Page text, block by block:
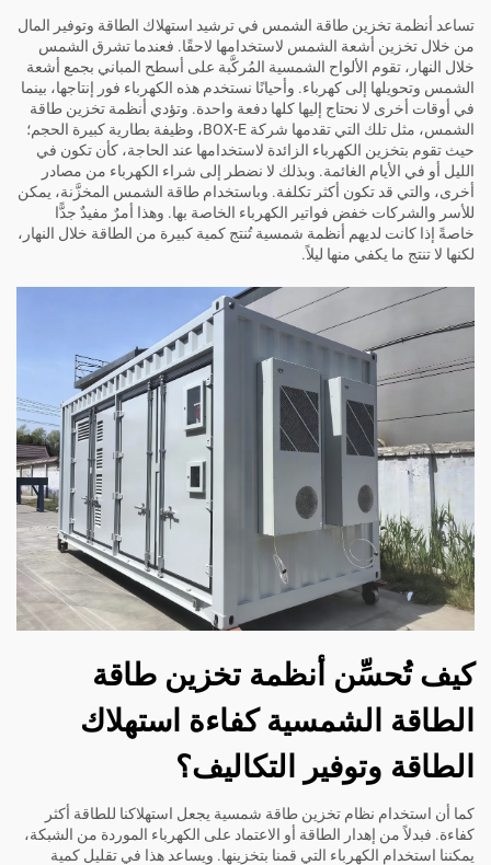
تساعد أنظمة تخزين طاقة الشمس في ترشيد استهلاك الطاقة وتوفير المال
من خلال تخزين أشعة الشمس لاستخدامها لاحقًا. فعندما تشرق الشمس
خلال النهار، تقوم الألواح الشمسية المُركَّبة على أسطح المباني بجمع أشعة
الشمس وتحويلها إلى كهرباء. وأحيانًا نستخدم هذه الكهرباء فور إنتاجها، بينما
في أوقات أخرى لا نحتاج إليها كلها دفعة واحدة. وتؤدي أنظمة تخزين طاقة
الشمس، مثل تلك التي تقدمها شركة BOX-E، وظيفة بطارية كبيرة الحجم؛
حيث تقوم بتخزين الكهرباء الزائدة لاستخدامها عند الحاجة، كأن تكون في
الليل أو في الأيام الغائمة. وبذلك لا نضطر إلى شراء الكهرباء من مصادر
أخرى، والتي قد تكون أكثر تكلفة. وباستخدام طاقة الشمس المخزَّنة، يمكن
للأسر والشركات خفض فواتير الكهرباء الخاصة بها. وهذا أمرٌ مفيدٌ جدًّا
خاصةً إذا كانت لديهم أنظمة شمسية تُنتج كمية كبيرة من الطاقة خلال النهار،
لكنها لا تنتج ما يكفي منها ليلاً.
كيف تُحسِّن أنظمة تخزين طاقة
الطاقة الشمسية كفاءة استهلاك
الطاقة وتوفير التكاليف؟
كما أن استخدام نظام تخزين طاقة شمسية يجعل استهلاكنا للطاقة أكثر
كفاءة. فبدلاً من إهدار الطاقة أو الاعتماد على الكهرباء الموردة من الشبكة،
يمكننا استخدام الكهرباء التي قمنا بتخزينها. ويساعد هذا في تقليل كمية